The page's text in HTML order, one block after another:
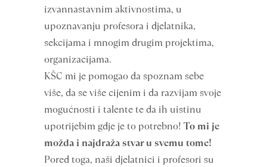
izvannastavnim aktivnostima, u
upoznavanju profesora i djelatnika,
sekcijama i mnogim drugim projektima,
organizacijama.
KŠC mi je pomogao da spoznam sebe
više, da se više cijenim i da razvijam svoje
mogućnosti i talente te da ih uistinu
upotrijebim gdje je to potrebno! To mi je
možda i najdraža stvar u svemu tome!
Pored toga, naši djelatnici i profesori su